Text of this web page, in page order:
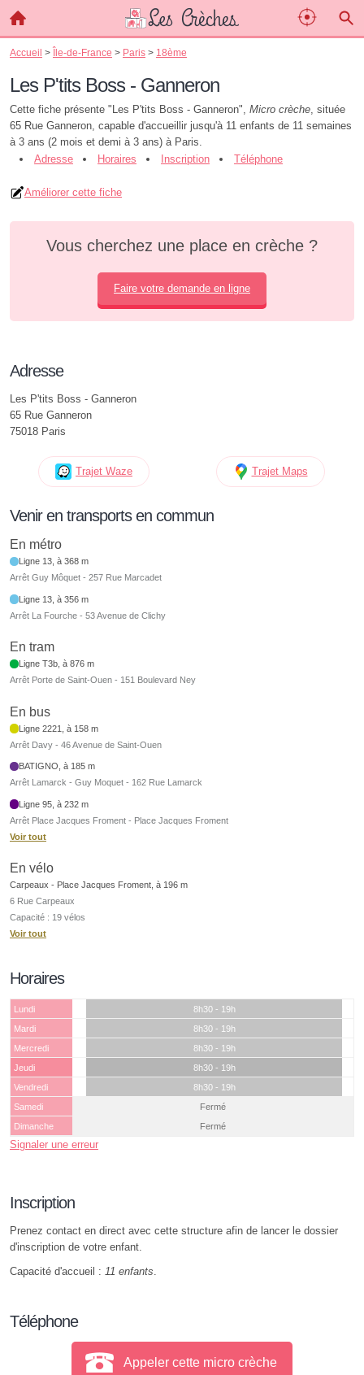
Accueil > Île-de-France > Paris > 18ème
Les P'tits Boss - Ganneron
Cette fiche présente "Les P'tits Boss - Ganneron", Micro crèche, située
65 Rue Ganneron, capable d'accueillir jusqu'à 11 enfants de 11 semaines
à 3 ans (2 mois et demi à 3 ans) à Paris.
Adresse
Horaires Inscription Téléphone
Améliorer cette fiche
Vous cherchez une place en crèche ?
Faire votre demande en ligne
Adresse
Les P'tits Boss - Ganneron
65 Rue Ganneron
75018 Paris
Trajet Waze Trajet Maps
Venir en transports en commun
En métro
Ligne 13, à 368 m
Arrêt Guy Môquet - 257 Rue Marcadet
Ligne 13, à 356 m
Arrêt La Fourche - 53 Avenue de Clichy
En tram
Ligne T3b, à 876 m
Arrêt Porte de Saint-Ouen - 151 Boulevard Ney
En bus
Ligne 2221, à 158 m
Arrêt Davy - 46 Avenue de Saint-Ouen
BATIGNO, à 185 m
Arrêt Lamarck - Guy Moquet - 162 Rue Lamarck
Ligne 95, à 232 m
Arrêt Place Jacques Froment - Place Jacques Froment
Voir tout
En vélo
Carpeaux - Place Jacques Froment, à 196 m
6 Rue Carpeaux
Capacité : 19 vélos
Voir tout
Horaires
Lundi
8h30 - 19h
Mardi
8h30 - 19h
Mercredi
8h30 - 19h
Jeudi
8h30 - 19h
Vendredi
8h30 - 19h
Samedi
Fermé
Dimanche
Fermé
Signaler une erreur
Inscription
Prenez contact en direct avec cette structure afin de lancer le dossier
d'inscription de votre enfant.
Capacité d'accueil : 11 enfants.
Téléphone
Appeler cette micro crèche